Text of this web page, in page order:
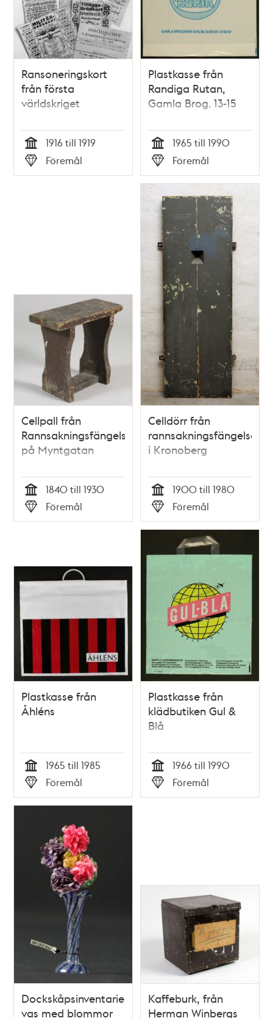
Ransoneringskort
från första
världskriget
Tid
1916 till 1919
Typ
Föremål
Plastkasse från
Randiga Rutan,
Gamla Brog. 13-15
Tid
1965 till 1990
Typ
Föremål
Cellpall från
Rannsakningsfängelset
på Myntgatan
Tid
1840 till 1930
Typ
Föremål
Celldörr från
rannsakningsfängelset
i Kronoberg
Tid
1900 till 1980
Typ
Föremål
Plastkasse från
Åhléns
Tid
1965 till 1985
Typ
Föremål
Plastkasse från
klädbutiken Gul &
Blå
Tid
1966 till 1990
Typ
Föremål
Dockskåpsinventarie;
vas med blommor
Kaffeburk, från
Herman Winbergs